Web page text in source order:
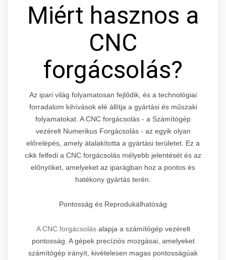
Miért hasznos a
CNC
forgácsolás?
Az ipari világ folyamatosan fejlődik, és a technológiai
forradalom kihívások elé állítja a gyártási és műszaki
folyamatokat. A CNC forgácsolás - a Számítógép
vezérelt Numerikus Forgácsolás - az egyik olyan
előrelépés, amely átalakította a gyártási területet. Ez a
cikk felfedi a CNC forgácsolás mélyebb jelentését és az
előnyöket, amelyeket az iparágban hoz a pontos és
hatékony gyártás terén.
Pontosság és Reprodukálhatóság
A CNC forgácsolás alapja a számítógép vezérelt
pontosság. A gépek precíziós mozgásai, amelyeket
számítógép irányít, kivételesen magas pontosságúak